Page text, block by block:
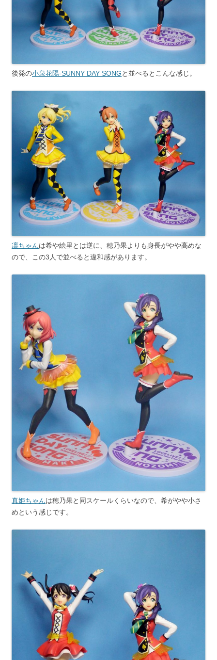
後発の小泉花陽-SUNNY DAY SONGと並べるとこんな感じ。
凛ちゃんは希や絵里とは逆に、穂乃果よりも身長がやや高めな
ので、この3人で並べると違和感があります。
真姫ちゃんは穂乃果と同スケールくらいなので、希がやや小さ
めという感じです。